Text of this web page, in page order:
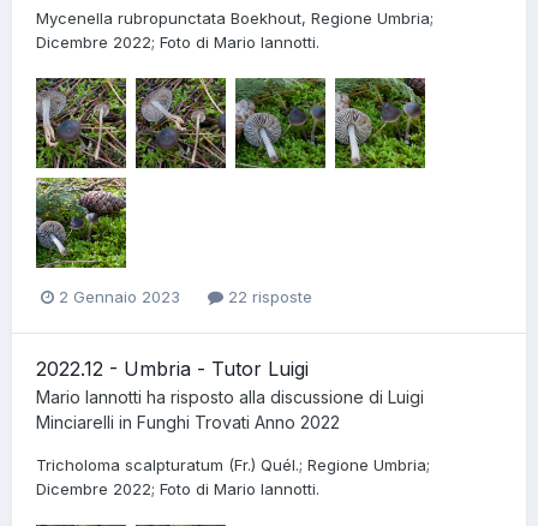
Mycenella rubropunctata Boekhout, Regione Umbria;
Dicembre 2022; Foto di Mario Iannotti.
2 Gennaio 2023 22 risposte
2022.12 - Umbria - Tutor Luigi
Mario Iannotti ha risposto alla discussione di Luigi
Minciarelli in Funghi Trovati Anno 2022
Tricholoma scalpturatum (Fr.) Quél.; Regione Umbria;
Dicembre 2022; Foto di Mario Iannotti.